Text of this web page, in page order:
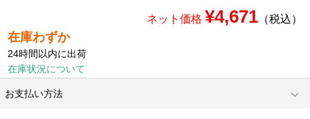
ネット価格 ¥4,671（税込）
在庫わずか
24時間以内に出荷
在庫状況について
お支払い方法